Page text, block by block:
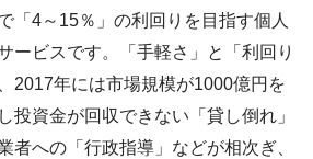
「4～15％」の利回りを目指す個人
ービスです。「手軽さ」と「利回り
2017年には市場規模が1000億円を
投資金が回収できない「貸し倒れ」
者への「行政指導」などが相次ぎ、